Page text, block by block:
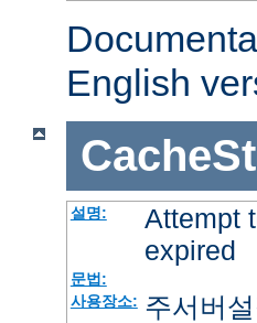
English
설명:
Attempt
expired
문법:
사용장소: 주서버